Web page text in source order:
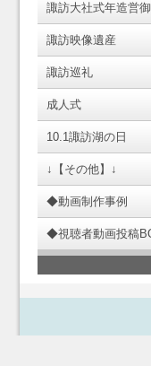
諏訪大社式年造営
諏訪映像遺産
諏訪巡礼
成人式
10.1諏訪湖の日
↓【その他】↓
◆動画制作事例
◆視聴者動画投稿